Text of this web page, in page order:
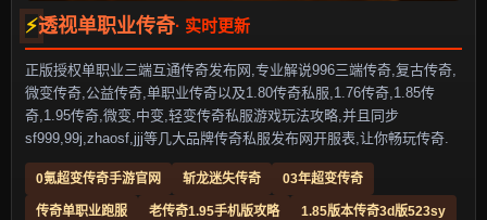
透视单职业传奇
正版授权单职业三端互通传奇发布网,专业解说996三端传奇,复古传奇,
微变传奇,公益传奇,单职业传奇以及1.80传奇私服,1.76传奇,1.85传
奇,1.95传奇,微变,中变,轻变传奇私服游戏玩法攻略,并且同步
sf999,99j,zhaosf,jjj等几大品牌传奇私服发布网开服表,让你畅玩传奇.
0氪超变传奇手游官网 斩龙迷失传奇 03年超变传奇
传奇单职业跑服 老传奇1.95手机版攻略 1.85版本传奇3d版523sy